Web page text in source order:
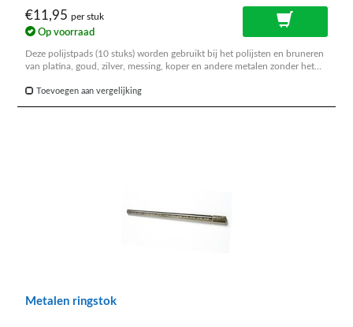
€11,95 per stuk
Op voorraad
Deze polijstpads (10 stuks) worden gebruikt bij het polijsten en bruneren
van platina, goud, zilver, messing, koper en andere metalen zonder het
Toevoegen aan vergelijking
Metalen ringstok